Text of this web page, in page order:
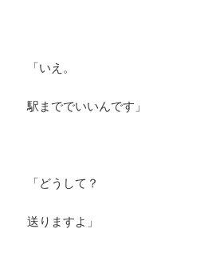
「いえ。
駅まででいいんです」
「どうして？
送りますよ」